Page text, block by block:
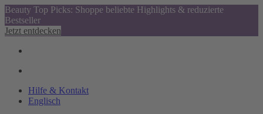
Beauty Top Picks: Shoppe beliebte Highlights & reduzierte
Bestseller
Jetzt entdecken
Hilfe & Kontakt
Englisch